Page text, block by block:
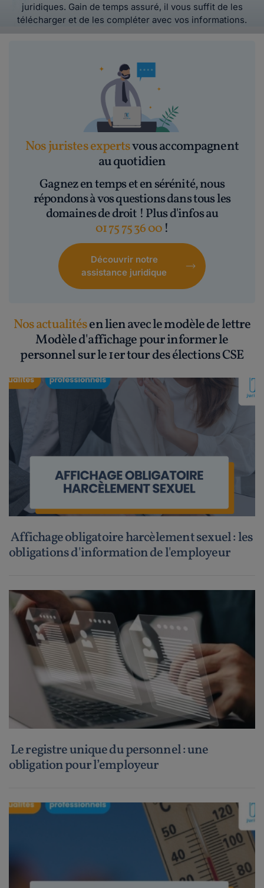
juridiques. Gain de temps assuré, il vous suffit de les
télécharger et de les compléter avec vos informations.
Nos juristes expertsvous accompagnent
au quotidien
Gagnez en temps et en sérénité, nous
répondons à vos questions dans tous les
domaines de droit ! Plus d'infos au
01 75 75 36 00 !
Découvrir notre
assistance juridique
Nos actualitésen lien avec le modèle de lettre
Modèle d'affichage pour informer le
personnel sur le 1er tour des élections CSE
Affichage obligatoire harcèlement sexuel : les
obligations d'information de l'employeur
Le registre unique du personnel : une
obligation pour l’employeur